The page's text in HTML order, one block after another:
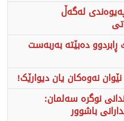
لەگەڵ
دەبێتە بەربەست
نەوەکان یان دیوارێک!
نوگرە سەلمان:
باشوور